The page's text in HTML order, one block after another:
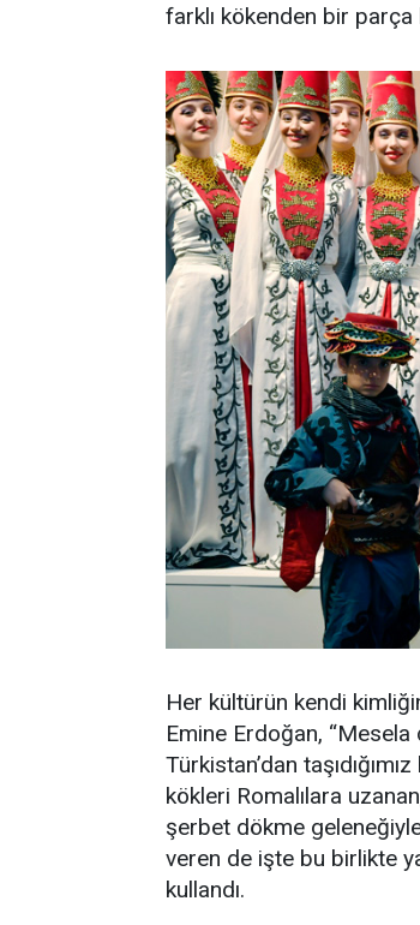
farklı kökenden bir parça
Her kültürün kendi
Emine Erdoğan, “Mesela
Türkistan’dan
kökleri Romalılara
şerbet dökme geleneğiyle
veren de işte bu birlikte
kullandı.